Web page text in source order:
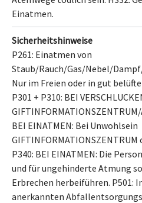
Einatmen.
Sicherheitshinweise
P261: Einatmen von
Staub/Rauch/Gas/Nebel/
Nur im Freien oder in gut
P301 + P310: BEI
BEI EINATMEN: Bei Unwohlsein
P340: BEI EINATMEN: Die
und für ungehinderte Atmung
Erbrechen herbeiführen. P501:
anerkannten